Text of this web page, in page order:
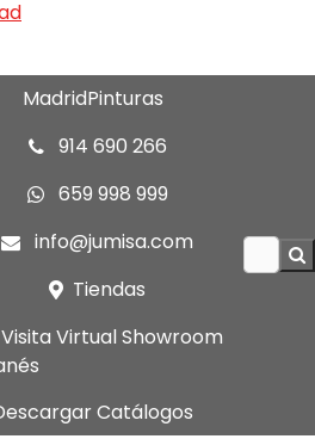
MadridPinturas
914 690 266
659 998 999
info@jumisa.com
Tiendas
Visita Virtual Showroom
Catálogos